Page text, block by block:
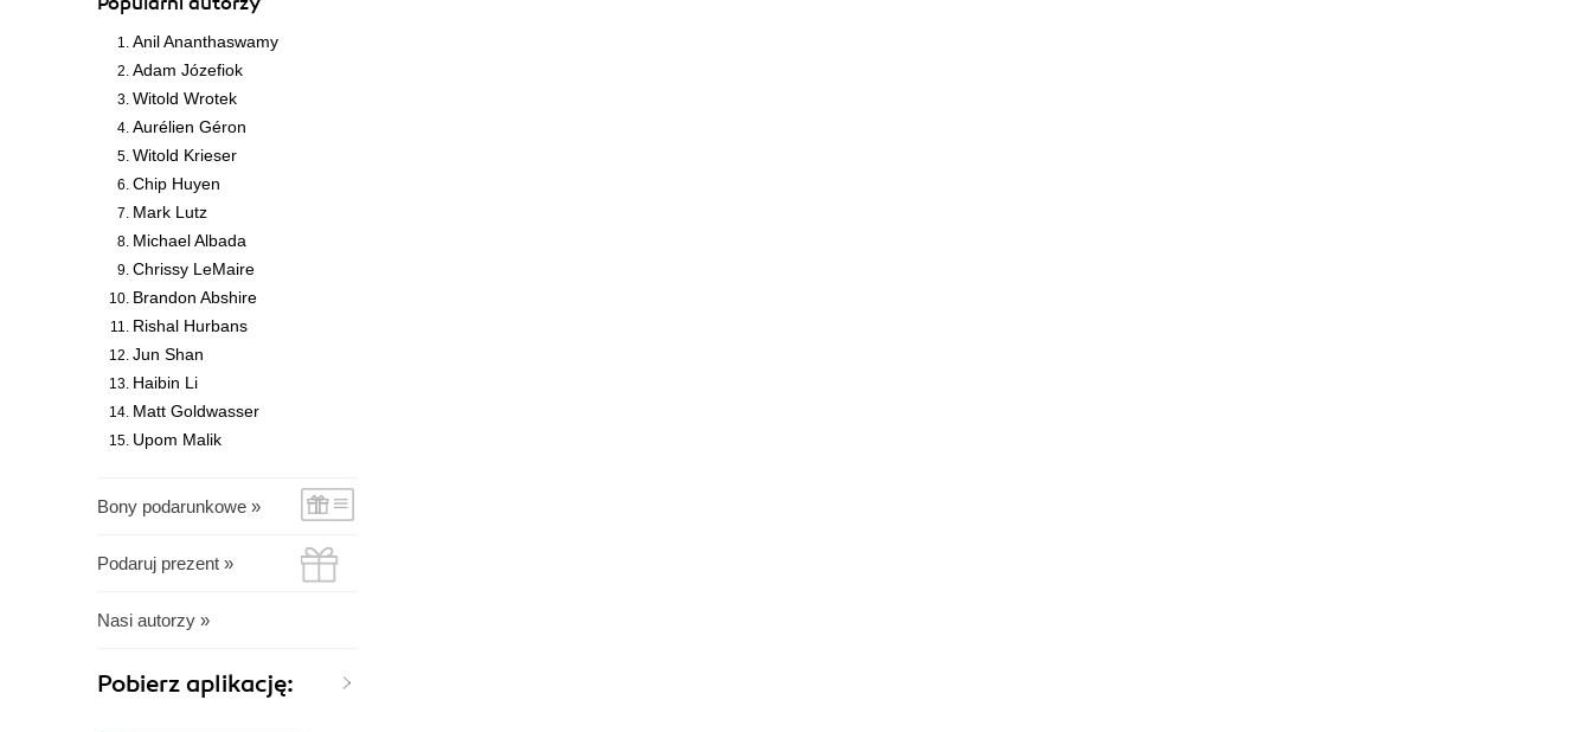
Anil Ananthaswamy
Adam Józefiok
Witold Wrotek
Aurélien Géron
Witold Krieser
Chip Huyen
Mark Lutz
Michael Albada
Chrissy LeMaire
Brandon Abshire
Rishal Hurbans
Jun Shan
Haibin Li
Matt Goldwasser
Upom Malik
Bony podarunkowe »
Podaruj prezent »
Nasi autorzy »
Pobierz aplikację: